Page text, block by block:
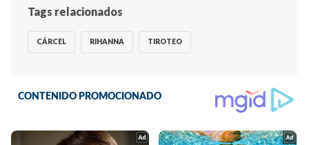
Tags relacionados
CÁRCEL RIHANNA TIROTEO